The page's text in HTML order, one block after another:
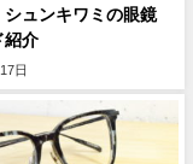
シュンキワミの眼鏡
紹介
日